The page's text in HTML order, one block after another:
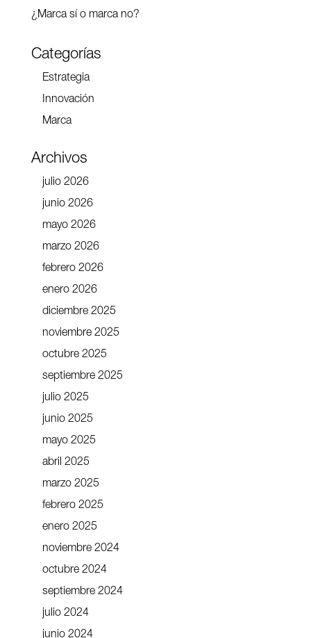
¿Marca sí o marca no?
Categorías
Estrategia
Innovación
Marca
Archivos
julio 2026
junio 2026
mayo 2026
marzo 2026
febrero 2026
enero 2026
diciembre 2025
noviembre 2025
octubre 2025
septiembre 2025
julio 2025
junio 2025
mayo 2025
abril 2025
marzo 2025
febrero 2025
enero 2025
noviembre 2024
octubre 2024
septiembre 2024
julio 2024
junio 2024